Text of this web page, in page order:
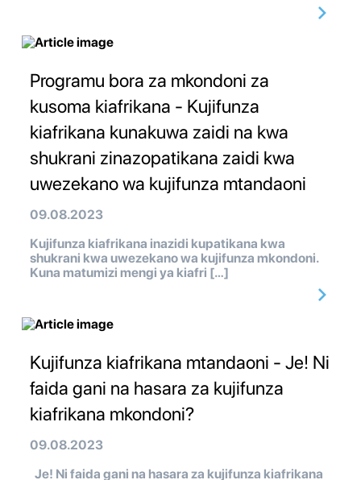
Programu bora za mkondoni za
kusoma kiafrikana - Kujifunza
kiafrikana kunakuwa zaidi na kwa
shukrani zinazopatikana zaidi kwa
uwezekano wa kujifunza mtandaoni
09.08.2023
Kujifunza kiafrikana inazidi kupatikana kwa
shukrani kwa uwezekano wa kujifunza mkondoni.
Kuna matumizi mengi ya kiafri […]
Kujifunza kiafrikana mtandaoni - Je! Ni
faida gani na hasara za kujifunza
kiafrikana mkondoni?
09.08.2023
Je! Ni faida gani na hasara za kujifunza kiafrikana